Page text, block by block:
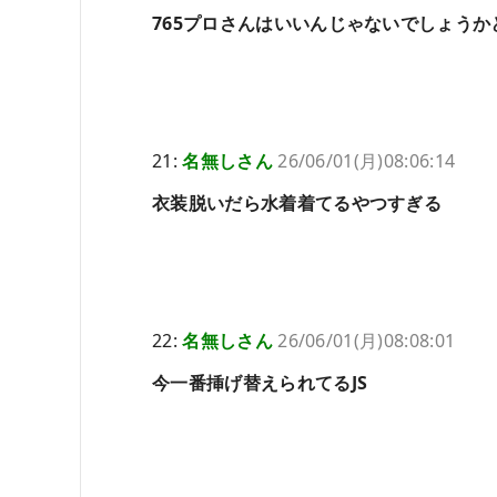
765プロさんはいいんじゃないでしょうか
21:名無しさん26/06/01(月)08:06:14
衣装脱いだら水着着てるやつすぎる
22:名無しさん26/06/01(月)08:08:01
今一番挿げ替えられてるJS